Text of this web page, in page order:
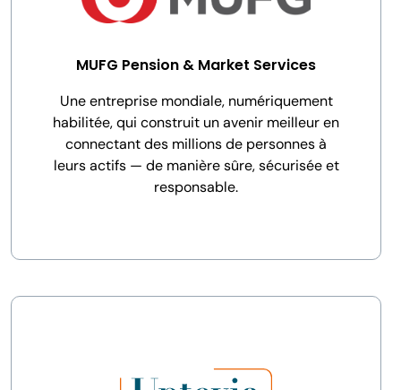
MUFG Pension & Market Services
Une entreprise mondiale, numériquement
habilitée, qui construit un avenir meilleur en
connectant des millions de personnes à
leurs actifs — de manière sûre, sécurisée et
responsable.